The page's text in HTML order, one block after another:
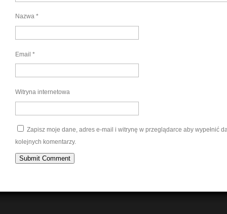
Nazwa *
Email *
Witryna internetowa
Zapisz moje dane, adres e-mail i witrynę w przeglądarce aby wypełnić
kolejnych komentarzy.